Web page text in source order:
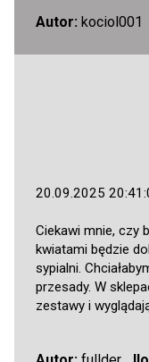
Autor: kociol001
20.09.2025
Ciekawi mnie, czy
kwiatami będzie
sypialni.
przesady. W
zestawy i